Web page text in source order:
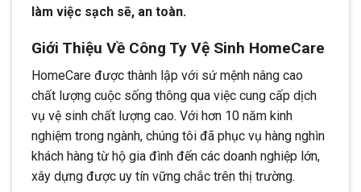
làm việc sạch sẽ, an toàn.
Giới Thiệu Về Công Ty Vệ Sinh HomeCare
HomeCare được thành lập với sứ mệnh nâng cao
chất lượng cuộc sống thông qua việc cung cấp dịch
vụ vệ sinh chất lượng cao. Với hơn 10 năm kinh
nghiệm trong ngành, chúng tôi đã phục vụ hàng nghìn
khách hàng từ hộ gia đình đến các doanh nghiệp lớn,
xây dựng được uy tín vững chắc trên thị trường.